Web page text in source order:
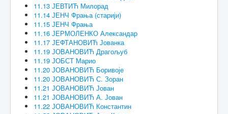
11.13 ЈЕВТИЋ Милорад
11.14 ЈЕНЧ Фрања (старији)
11.15 ЈЕНЧ Фрања
11.16 ЈЕРМОЛЕНКО Александар
11.17 ЈЕФТАНОВИЋ Јованка
11.19 ЈОВАНОВИЋ Драгољуб
11.19 ЈОБСТ Марио
11.20 ЈОВАНОВИЋ Боривоје
11.20 ЈОВАНОВИЋ С. Зоран
11.21 ЈОВАНОВИЋ Јован
11.21 ЈОВАНОВИЋ А. Јован
11.22 ЈОВАНОВИЋ Константин